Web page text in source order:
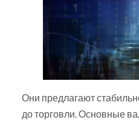
Они предлагают
до торговли. Основные